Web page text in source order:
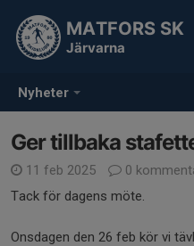
Nyheter
MATFORS SK
Järvarna
Ger tillbaka
11 feb 2025
0
Tack för dagens möte.
Onsdagen den 26 feb kör vi